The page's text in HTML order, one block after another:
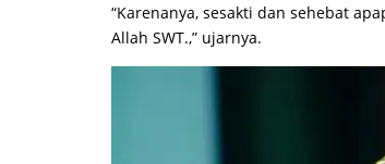
“Karenanya, sesakti dan sehebat
Allah SWT.,” ujarnya.